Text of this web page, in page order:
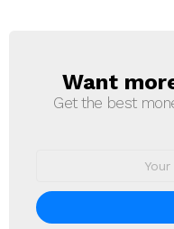
Want
Get the best